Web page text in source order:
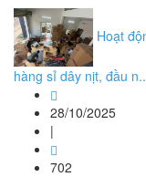
Hoạt
hàng sỉ dây nịt, đầu
28/10/2025
|
702